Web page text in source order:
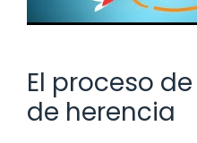
El proceso
de herencia